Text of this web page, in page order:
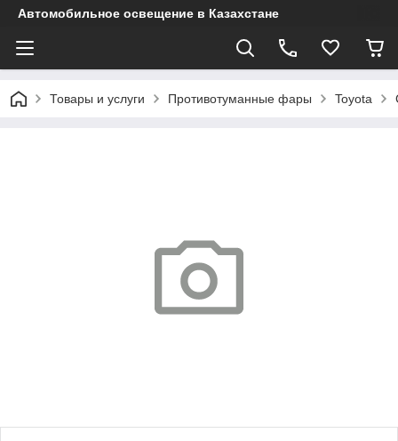
Автомобильное освещение в Казахстане
Товары и услуги Противотуманные фары Toyota